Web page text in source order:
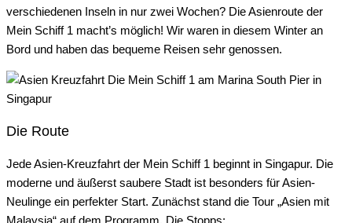
verschiedenen Inseln in nur zwei Wochen? Die Asienroute der
Mein Schiff 1 macht’s möglich! Wir waren in diesem Winter an
Bord und haben das bequeme Reisen sehr genossen.
Die Route
Jede Asien-Kreuzfahrt der Mein Schiff 1 beginnt in Singapur. Die
moderne und äußerst saubere Stadt ist besonders für Asien-
Neulinge ein perfekter Start. Zunächst stand die Tour „Asien mit
Malaysia“ auf dem Programm. Die Stopps: